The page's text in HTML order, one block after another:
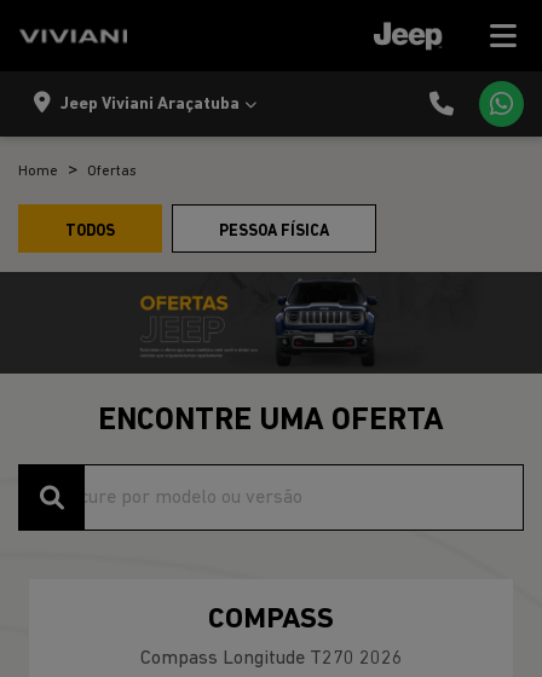
Jeep Viviani Araçatuba
Home Ofertas
TODOS PESSOA FÍSICA
ENCONTRE UMA OFERTA
COMPASS
Compass Longitude T270 2026